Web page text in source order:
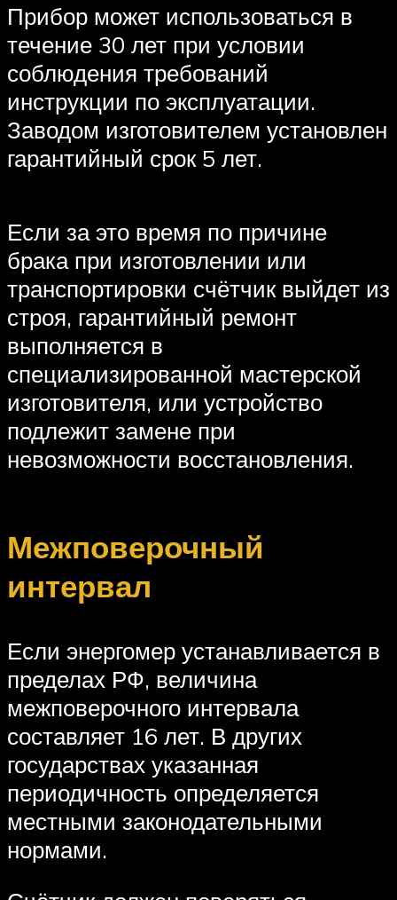
Прибор может использоваться в
течение 30 лет при условии
соблюдения требований
инструкции по эксплуатации.
Заводом изготовителем установлен
гарантийный срок 5 лет.
Если за это время по причине
брака при изготовлении или
транспортировки счётчик выйдет из
строя, гарантийный ремонт
выполняется в
специализированной мастерской
изготовителя, или устройство
подлежит замене при
невозможности восстановления.
Межповерочный
интервал
Если энергомер устанавливается в
пределах РФ, величина
межповерочного интервала
составляет 16 лет. В других
государствах указанная
периодичность определяется
местными законодательными
нормами.